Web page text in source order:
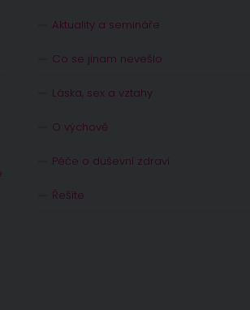
Aktuality a semináře
Co se jinam nevešlo
Láska, sex a vztahy
O výchově
Péče o duševní zdraví
Řešíte